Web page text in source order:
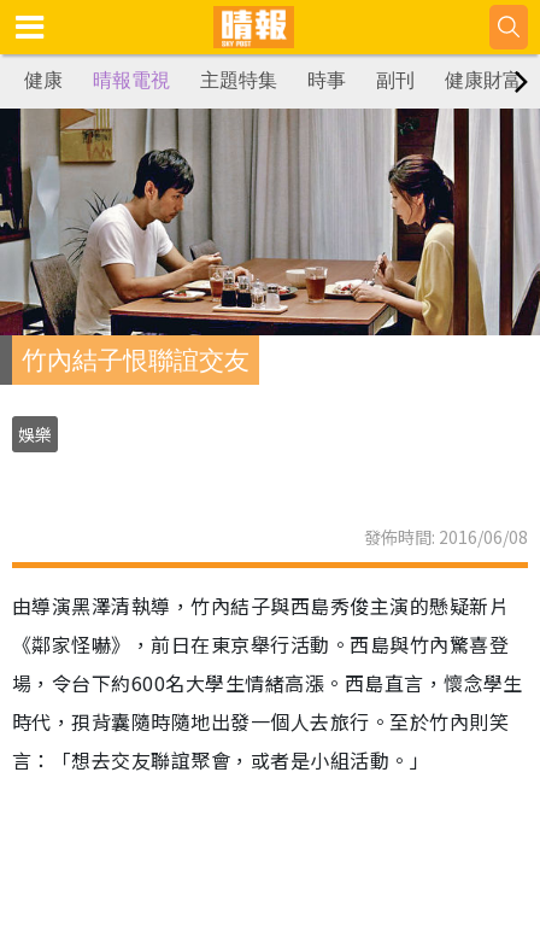
健康 晴報電視 主題特集 時事 副刊 健康財富
竹內結子恨聯誼交友
娛樂
發佈時間: 2016/06/08
由導演黑澤清執導，竹內結子與西島秀俊主演的懸疑新片
《鄰家怪嚇》，前日在東京舉行活動。西島與竹內驚喜登
場，令台下約600名大學生情緒高漲。西島直言，懷念學生
時代，孭背囊隨時隨地出發一個人去旅行。至於竹內則笑
言：「想去交友聯誼聚會，或者是小組活動。」